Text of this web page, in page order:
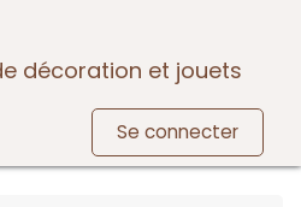
décoration et jouets
Se connecter